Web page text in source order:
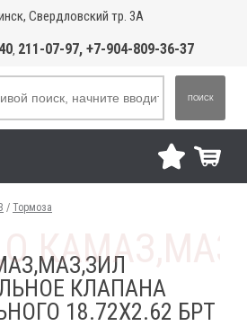
Свердловский тр. 3А
, 211-07-97, +7-904-809-36-37
ПОИСК
/ Тормоза
КЛАПАНА
18.72Х2.62 БРТ